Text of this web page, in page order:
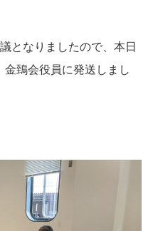
となりましたので、本日
鵄会役員に発送しまし